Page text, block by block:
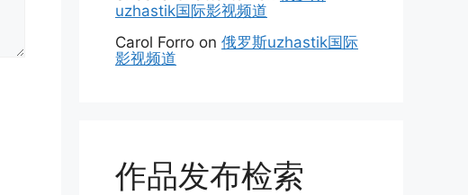
uzhastik国际影视频道
Carol Forro on 俄罗斯uzhastik国际
影视频道
作品发布检索